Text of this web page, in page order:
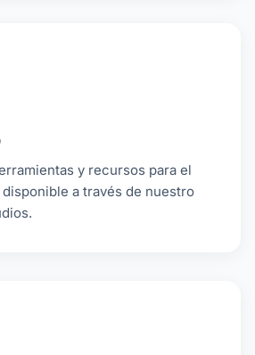
y recursos para el
a través de nuestro